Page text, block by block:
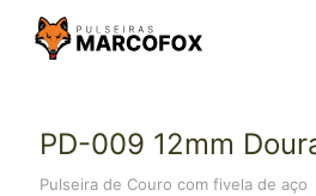
PD-009 12mm
Pulseira de Couro com fivela de aço